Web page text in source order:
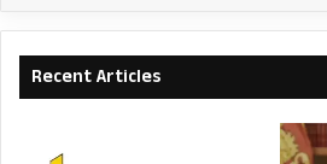
Recent Articles